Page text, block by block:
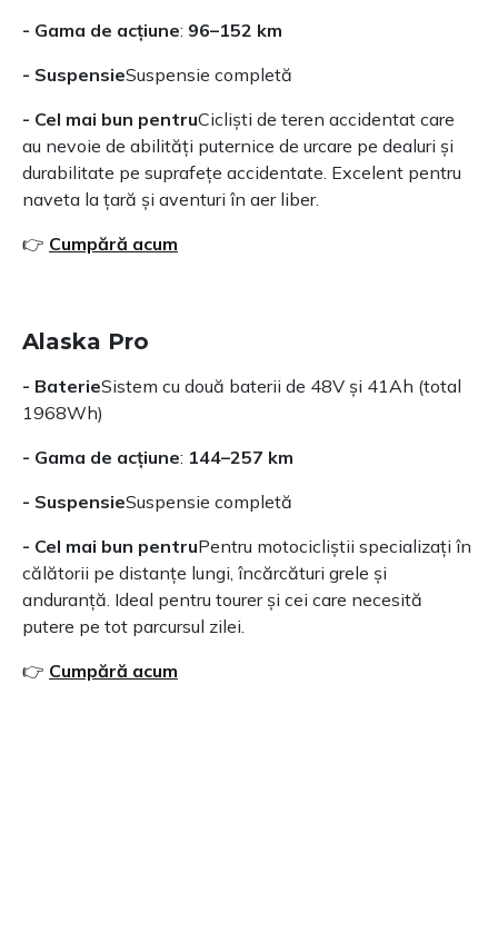
- Gama de acțiune: 96–152 km
- SuspensieSuspensie completă
- Cel mai bun pentruCicliști de teren accidentat care
au nevoie de abilități puternice de urcare pe dealuri și
durabilitate pe suprafețe accidentate. Excelent pentru
naveta la țară și aventuri în aer liber.
👉 Cumpără acum
Alaska Pro
- BaterieSistem cu două baterii de 48V și 41Ah (total
1968Wh)
- Gama de acțiune: 144–257 km
- SuspensieSuspensie completă
- Cel mai bun pentruPentru motocicliștii specializați în
călătorii pe distanțe lungi, încărcături grele și
anduranță. Ideal pentru tourer și cei care necesită
putere pe tot parcursul zilei.
👉 Cumpără acum